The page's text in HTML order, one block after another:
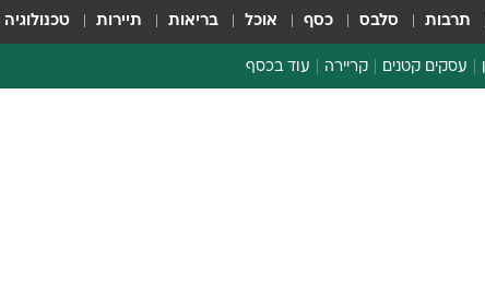
תרבות סלבס כסף אוכל בריאות תיירות טכנולוגיה
עסקים קטנים קריירה עוד בכסף